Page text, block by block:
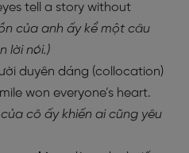
tell a story without
của anh ấy kể một câu
lời nói.)
duyên dáng (collocation)
won everyone’s heart.
cô ấy khiến ai cũng yêu